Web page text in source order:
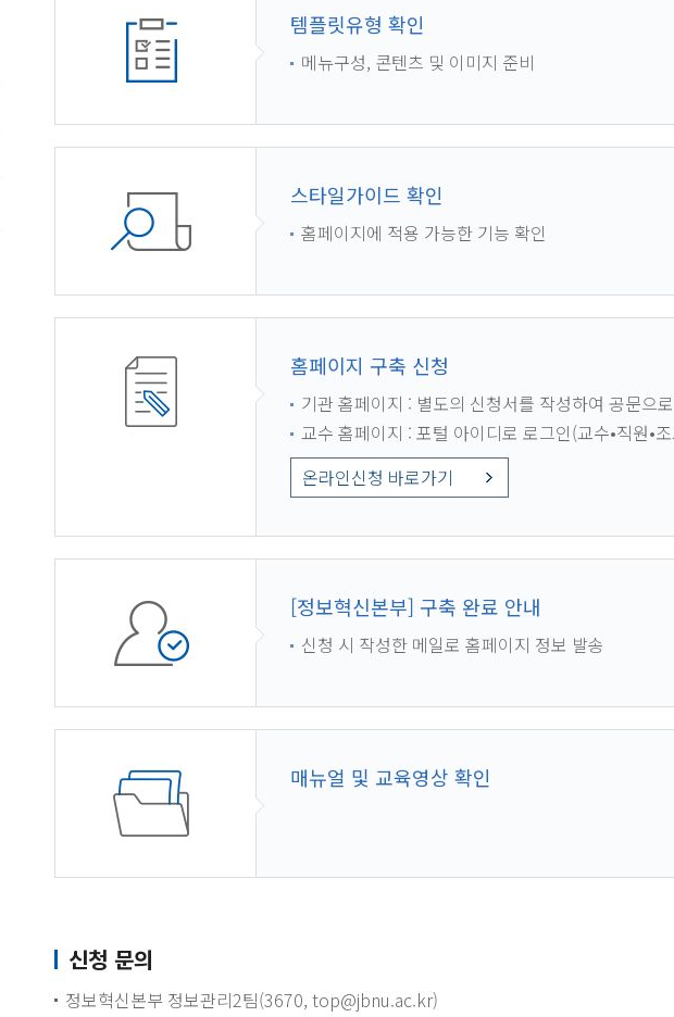
템플릿유형 확인
메뉴구성, 콘텐츠 및 이미지 준비
스타일가이드 확인
홈페이지에 적용 가능한 기능 확인
홈페이지 구축 신청
기관 홈페이지 : 별도의 신청서를 작성하여 공문으
교수 홈페이지 : 포털 아이디로 로그인(교수•직원•
온라인신청 바로가기
[정보혁신본부] 구축 완료 안내
신청 시 작성한 메일로 홈페이지 정보 발송
매뉴얼 및 교육영상 확인
신청 문의
정보혁신본부 정보관리2팀(3670, top@jbnu.ac.kr)